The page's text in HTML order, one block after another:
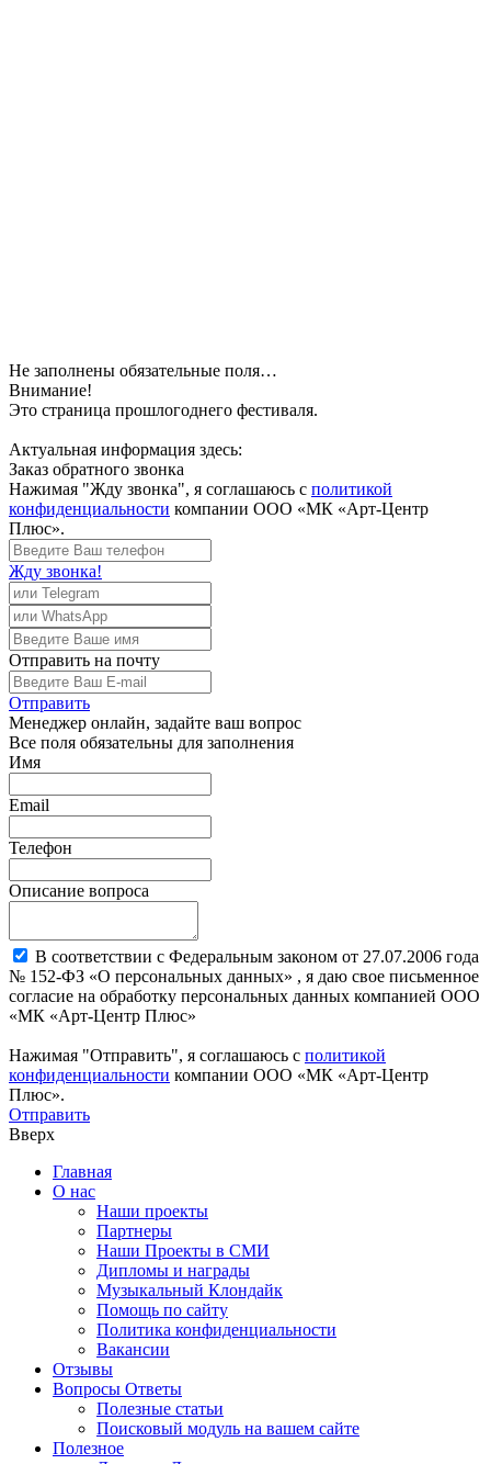
Не заполнены обязательные поля…
Внимание!
Это страница прошлогоднего фестиваля.
Актуальная информация здесь:
Заказ обратного звонка
Нажимая "Жду звонка", я соглашаюсь с политикой
конфиденциальности компании ООО «МК «Арт-Центр
Плюс».
Жду звонка!
Отправить на почту
Отправить
Менеджер онлайн, задайте ваш вопрос
Все поля обязательны для заполнения
Имя
Email
Телефон
Описание вопроса
В соответствии с Федеральным законом от 27.07.2006 года
№ 152-ФЗ «О персональных данных» , я даю свое письменное
согласие на обработку персональных данных компанией ООО
«МК «Арт-Центр Плюс»
Нажимая "Отправить", я соглашаюсь с политикой
конфиденциальности компании ООО «МК «Арт-Центр
Плюс».
Отправить
Вверх
Главная
О нас
Наши проекты
Партнеры
Наши Проекты в СМИ
Дипломы и награды
Музыкальный Клондайк
Помощь по сайту
Политика конфиденциальности
Вакансии
Отзывы
Вопросы Ответы
Полезные статьи
Поисковый модуль на вашем сайте
Полезное